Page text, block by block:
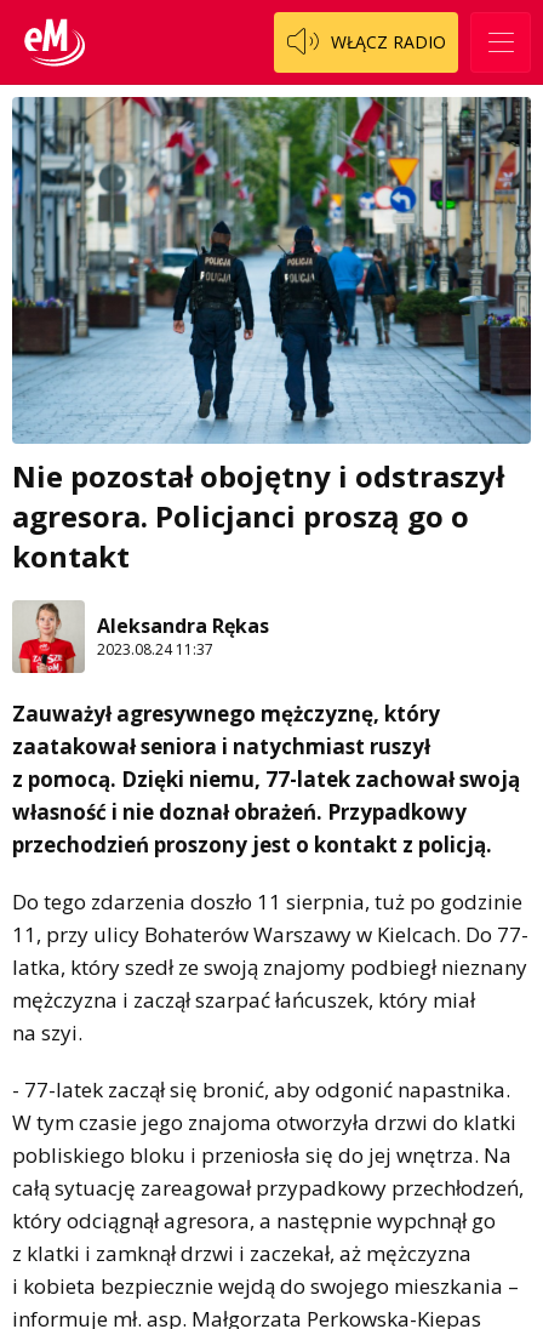
WŁĄCZ RADIO
Nie pozostał obojętny i odstraszył
agresora. Policjanci proszą go o
kontakt
Aleksandra Rękas
2023.08.24 11:37
Zauważył agresywnego mężczyznę, który
zaatakował seniora i natychmiast ruszył
z pomocą. Dzięki niemu, 77-latek zachował swoją
własność i nie doznał obrażeń. Przypadkowy
przechodzień proszony jest o kontakt z policją.
Do tego zdarzenia doszło 11 sierpnia, tuż po godzinie
11, przy ulicy Bohaterów Warszawy w Kielcach. Do 77-
latka, który szedł ze swoją znajomy podbiegł nieznany
mężczyzna i zaczął szarpać łańcuszek, który miał
na szyi.
- 77-latek zaczął się bronić, aby odgonić napastnika.
W tym czasie jego znajoma otworzyła drzwi do klatki
pobliskiego bloku i przeniosła się do jej wnętrza. Na
całą sytuację zareagował przypadkowy przechłodzeń,
który odciągnął agresora, a następnie wypchnął go
z klatki i zamknął drzwi i zaczekał, aż mężczyzna
i kobieta bezpiecznie wejdą do swojego mieszkania –
informuje mł. asp. Małgorzata Perkowska-Kiepas